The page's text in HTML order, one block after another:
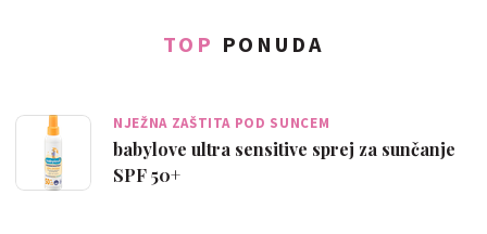
TOP PONUDA
NJEŽNA ZAŠTITA POD SUNCEM
babylove ultra sensitive sprej za sunčanje
SPF 50+